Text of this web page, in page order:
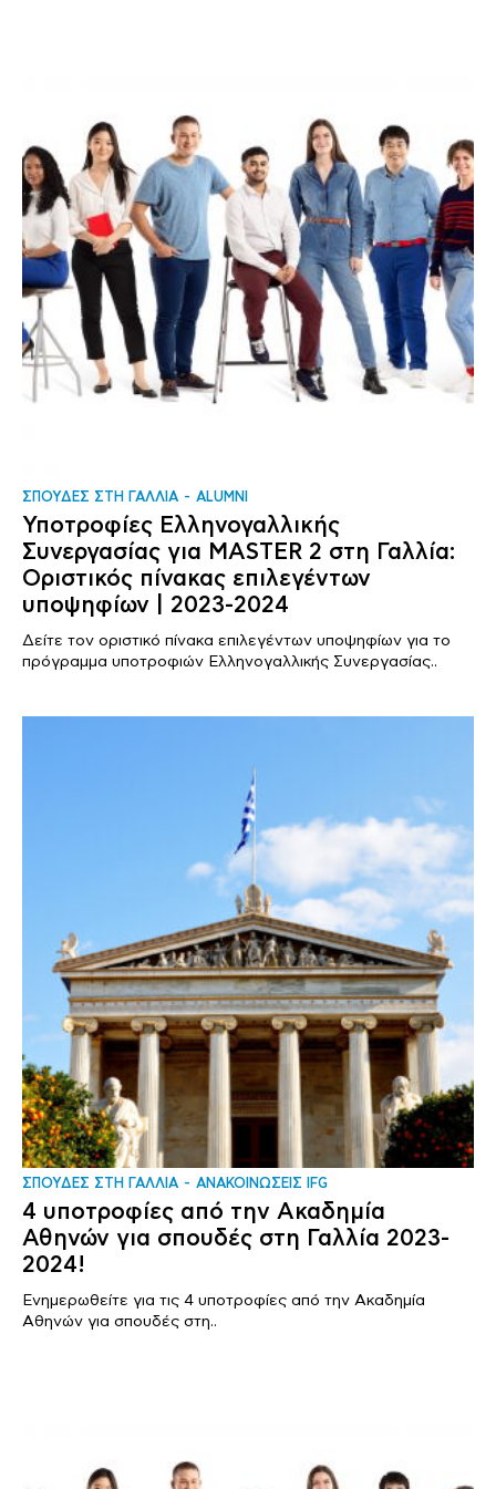
ΣΠΟΥΔΕΣ ΣΤΗ ΓΑΛΛΙΑ ALUMNI
Υποτροφίες Ελληνογαλλικής
Συνεργασίας για MASTER 2 στη Γαλλία:
Οριστικός πίνακας επιλεγέντων
υποψηφίων | 2023-2024
Δείτε τον οριστικό πίνακα επιλεγέντων υποψηφίων για το
πρόγραμμα υποτροφιών Ελληνογαλλικής Συνεργασίας..
ΣΠΟΥΔΕΣ ΣΤΗ ΓΑΛΛΙΑ ΑΝΑΚΟΙΝΩΣΕΙΣ IFG
4 υποτροφίες από την Ακαδημία
Αθηνών για σπουδές στη Γαλλία 2023-
2024!
Ενημερωθείτε για τις 4 υποτροφίες από την Ακαδημία
Αθηνών για σπουδές στη..